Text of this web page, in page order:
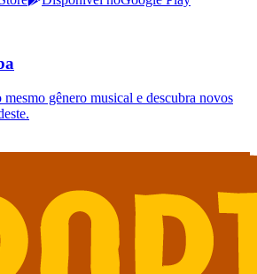
gênero musical e descubra novos